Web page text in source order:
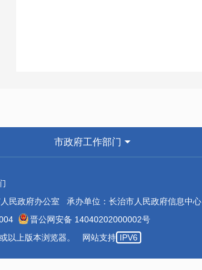
市政府工作部门
民政府办公室 承办单位：长治市人民政府信息中心
晋公网安备 14040202000002号
以上版本浏览器。 网站支持 IPV6